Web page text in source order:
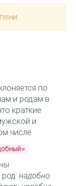
по
и родам в
краткие
и
числе.
:
надобно